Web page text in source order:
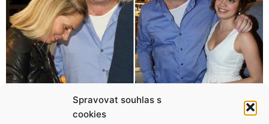
Spravovat souhlas s
cookies